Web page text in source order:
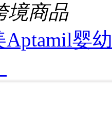
境商品
婴